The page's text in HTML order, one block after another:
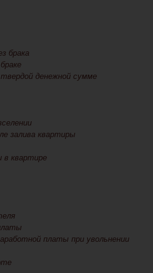
брака
денежной сумме
залива квартиры
в квартире
платы при увольнении